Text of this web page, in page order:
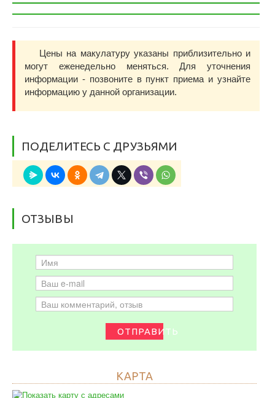
Цены на макулатуру указаны приблизительно и
могут еженедельно меняться. Для уточнения
информации - позвоните в пункт приема и узнайте
информацию у данной организации.
ПОДЕЛИТЕСЬ С ДРУЗЬЯМИ
ОТЗЫВЫ
ОТПРАВИТЬ
КАРТА